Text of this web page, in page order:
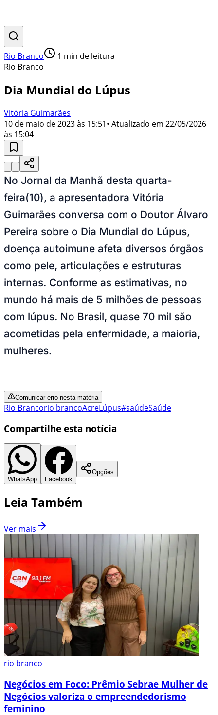
Rio Branco 1 min de leitura
Rio Branco
Dia Mundial do Lúpus
Vitória Guimarães
10 de maio de 2023 às 15:51• Atualizado em 22/05/2026
às 15:04
No Jornal da Manhã desta quarta-
feira(10), a apresentadora Vitória
Guimarães conversa com o Doutor Álvaro
Pereira sobre o Dia Mundial do Lúpus,
doença autoimune afeta diversos órgãos
como pele, articulações e estruturas
internas. Conforme as estimativas, no
mundo há mais de 5 milhões de pessoas
com lúpus. No Brasil, quase 70 mil são
acometidas pela enfermidade, a maioria,
mulheres.
Comunicar erro nesta matéria
Rio Brancorio brancoAcreLúpus#saúdeSaúde
Compartilhe esta notícia
WhatsApp Facebook
Opções
Leia Também
Ver mais
rio branco
Negócios em Foco: Prêmio Sebrae Mulher de
Negócios valoriza o empreendedorismo
feminino